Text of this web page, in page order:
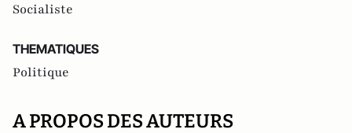
Socialiste
THEMATIQUES
Politique
A PROPOS DES AUTEURS